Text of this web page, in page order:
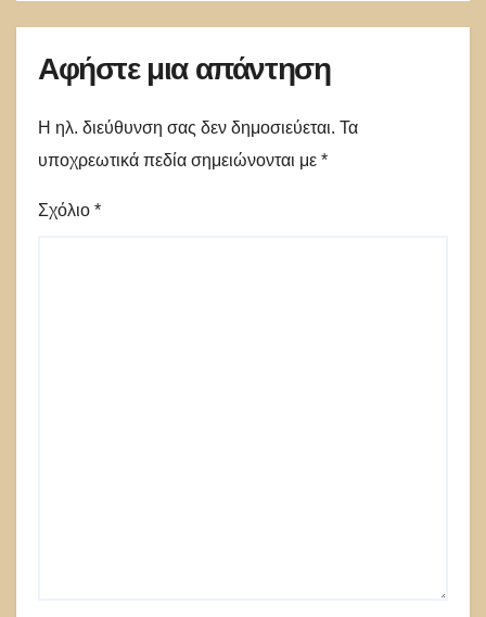
Αφήστε μια απάντηση
Η ηλ. διεύθυνση σας δεν δημοσιεύεται. Τα
υποχρεωτικά πεδία σημειώνονται με *
Σχόλιο *